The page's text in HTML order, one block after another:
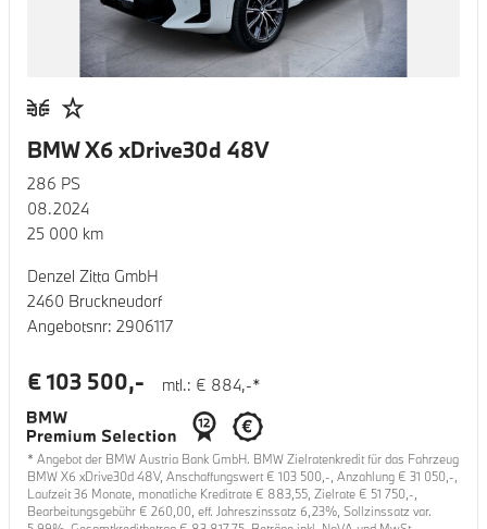
BMW X6 xDrive30d 48V
286 PS
08.2024
25 000 km
Denzel Zitta GmbH
2460 Bruckneudorf
Angebotsnr: 2906117
mtl.: € 884,-*
€ 103 500,-
* Angebot der BMW Austria Bank GmbH. BMW Zielratenkredit für das Fahrzeug
BMW X6 xDrive30d 48V, Anschaffungswert € 103 500,-, Anzahlung € 31 050,-,
Laufzeit36 Monate, monatliche Kreditrate € 883,55, Zielrate € 51 750,-,
Bearbeitungsgebühr € 260,00, eff. Jahreszinssatz 6,23%, Sollzinssatz var.